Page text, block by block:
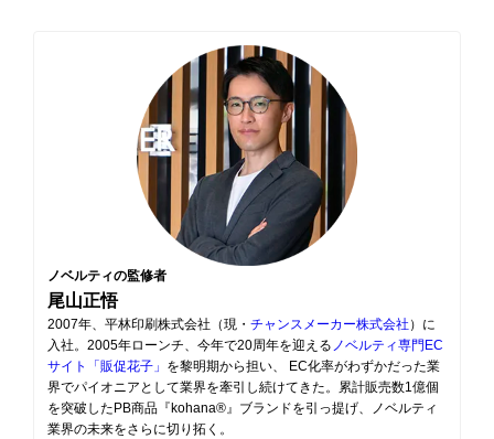
ノベルティの監修者
尾山正悟
2007年、平林印刷株式会社（現・ チャンスメーカー株式会社 ）に
入社。2005年ローンチ、今年で20周年を迎える ノベルティ専門EC
サイト「販促花子」 を黎明期から担い、 EC化率がわずかだった業
界でパイオニアとして業界を牽引し続けてきた。累計販売数1億個
を突破したPB商品『kohana®』ブランドを引っ提げ、ノベルティ
業界の未来をさらに切り拓く。